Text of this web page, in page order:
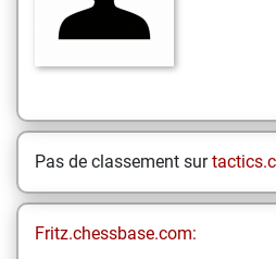
Pas de classement sur
Fritz.chessbase.com: